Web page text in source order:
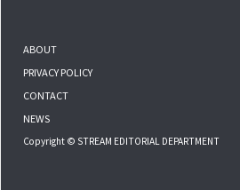
ABOUT
PRIVACY POLICY
CONTACT
NEWS
Copyright © STREAM EDITORIAL DEPARTMENT